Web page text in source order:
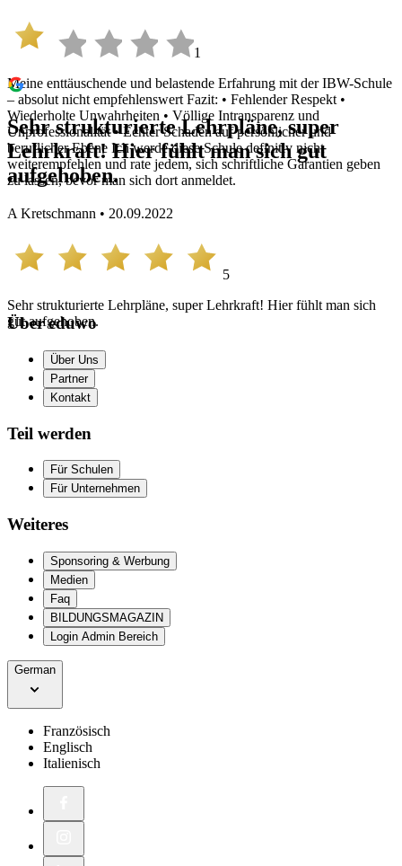
1
Meine enttäuschende und belastende Erfahrung mit der IBW-Schule
– absolut nicht empfehlenswert Fazit: • Fehlender Respekt •
Wiederholte Unwahrheiten • Völlige Intransparenz und
Unprofessionalität • Echter Schaden auf persönlicher und
beruflicher Ebene Ich werde diese Schule definitiv nicht
weiterempfehlen und rate jedem, sich schriftliche Garantien geben
zu lassen, bevor man sich dort anmeldet.
Sehr strukturierte Lehrpläne, super
Lehrkraft! Hier fühlt man sich gut
aufgehoben.
A Kretschmann • 20.09.2022
5
Sehr strukturierte Lehrpläne, super Lehrkraft! Hier fühlt man sich
gut aufgehoben.
Über eduwo
Über Uns
Partner
Kontakt
Teil werden
Für Schulen
Für Unternehmen
Weiteres
Sponsoring & Werbung
Medien
Faq
BILDUNGSMAGAZIN
Login Admin Bereich
German
Französisch
Englisch
Italienisch